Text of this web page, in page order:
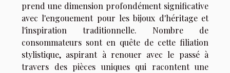
prend une dimension profondément significative
avec l'engouement pour les bijoux d'héritage et
l'inspiration traditionnelle. Nombre de
consommateurs sont en quête de cette filiation
stylistique, aspirant à renouer avec le passé à
travers des pièces uniques qui racontent une